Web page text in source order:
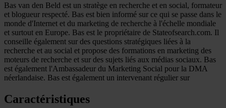
Bas van den Beld est un stratège en recherche et en social, formateur
et blogueur respecté. Bas est bien informé sur ce qui se passe dans le
monde d'Internet et du marketing de recherche à l'échelle mondiale
et surtout en Europe. Bas est le propriétaire de Stateofsearch.com. Il
conseille également sur des questions stratégiques liées à la
recherche et au social et propose des formations en marketing des
moteurs de recherche et sur des sujets liés aux médias sociaux. Bas
est également l'Ambassadeur du Marketing Social pour la DMA
néerlandaise. Bas est également un intervenant régulier sur
Caractéristiques